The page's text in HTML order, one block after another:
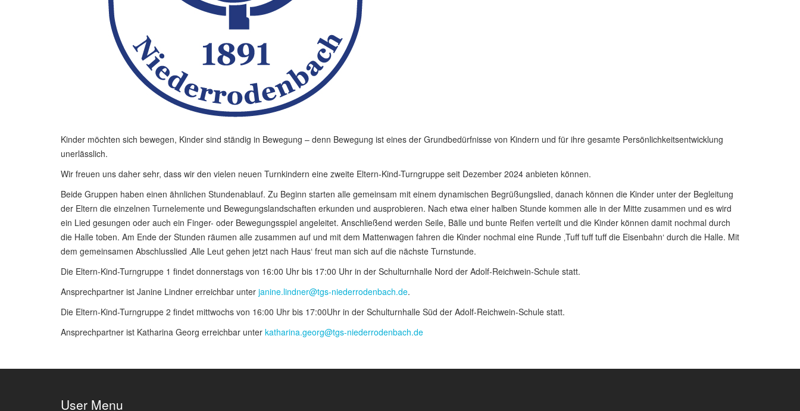
Kinder möchten sich bewegen, Kinder sind ständig in Bewegung – denn Bewegung ist eines der Grundbedürfnisse von Kindern und für ihre gesamte Persönlichkeitsentwicklung
unerlässlich.
Wir freuen uns daher sehr, dass wir den vielen neuen Turnkindern eine zweite Eltern-Kind-Turngruppe seit Dezember 2024 anbieten können.
Beide Gruppen haben einen ähnlichen Stundenablauf. Zu Beginn starten alle gemeinsam mit einem dynamischen Begrüßungslied, danach können die Kinder unter der Begleitung
der Eltern die einzelnen Turnelemente und Bewegungslandschaften erkunden und ausprobieren. Nach etwa einer halben Stunde kommen alle in der Mitte zusammen und es wird
ein Lied gesungen oder auch ein Finger- oder Bewegungsspiel angeleitet. Anschließend werden Seile, Bälle und bunte Reifen verteilt und die Kinder können damit nochmal durch
die Halle toben. Am Ende der Stunden räumen alle zusammen auf und mit dem Mattenwagen fahren die Kinder nochmal eine Runde ‚Tuff tuff tuff die Eisenbahn‘ durch die Halle. Mit
dem gemeinsamen Abschlusslied ‚Alle Leut gehen jetzt nach Haus‘ freut man sich auf die nächste Turnstunde.
Die Eltern-Kind-Turngruppe 1 findet donnerstags von 16:00 Uhr bis 17:00 Uhr in der Schulturnhalle Nord der Adolf-Reichwein-Schule statt.
Ansprechpartner ist Janine Lindner erreichbar unter janine.lindner@tgs-niederrodenbach.de.
Die Eltern-Kind-Turngruppe 2 findet mittwochs von 16:00 Uhr bis 17:00Uhr in der Schulturnhalle Süd der Adolf-Reichwein-Schule statt.
Ansprechpartner ist Katharina Georg erreichbar unter katharina.georg@tgs-niederrodenbach.de
User Menu